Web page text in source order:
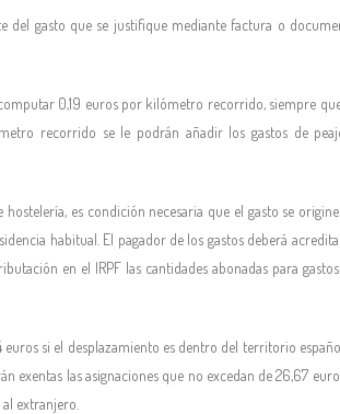
gasto que se justifique mediante factura o
0,19 euros por kilómetro recorrido, siempre
recorrido se le podrán añadir los gastos de
es condición necesaria que el gasto se
habitual. El pagador de los gastos deberá
en el IRPF las cantidades abonadas para
si el desplazamiento es dentro del territorio
exentas las asignaciones que no excedan de 26,67
extranjero.